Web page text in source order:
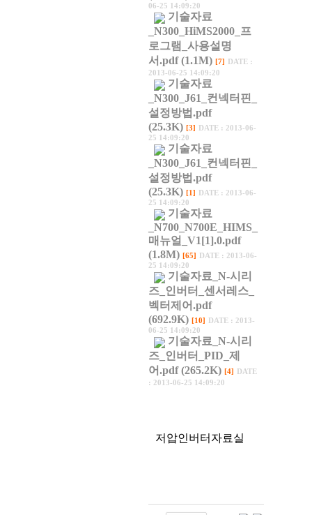
06-25 14:09:20
기술자료
_N300_HiMS2000_프
로그램_사용설명
서.pdf (1.1M) [7]
DATE :
2013-06-25 14:09:20
기술자료
_N300_J61_컨넥터핀_
설정방법.pdf
(25.3K) [3]
DATE : 2013-06-
25 14:09:20
기술자료
_N300_J61_컨넥터핀_
설정방법.pdf
(25.3K) [1]
DATE : 2013-06-
25 14:09:20
기술자료
_N700_N700E_HIMS_
매뉴얼_V1[1].0.pdf
(1.8M) [65]
DATE : 2013-06-
25 14:09:20
기술자료_N-시리
즈_인버터_센서레스_
벡터제어.pdf
(692.9K) [10]
DATE : 2013-
06-25 14:09:20
기술자료_N-시리
즈_인버터_PID_제
어.pdf (265.2K) [4]
DATE
: 2013-06-25 14:09:20
저압인버터자료실